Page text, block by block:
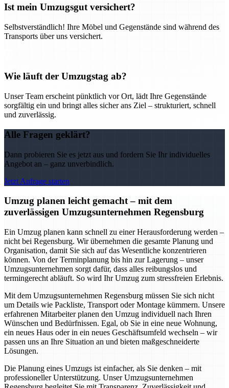
Ist mein Umzugsgut versichert?
Selbstverständlich! Ihre Möbel und Gegenstände sind während des
Transports über uns versichert.
Wie läuft der Umzugstag ab?
Unser Team erscheint pünktlich vor Ort, lädt Ihre Gegenstände
sorgfältig ein und bringt alles sicher ans Ziel – strukturiert, schnell
und zuverlässig.
Alle Fragen geklärt?
Dann probieren Sie es jetzt aus und fordern Sie Ihr individuelles
Angebot an – ganz unverbindlich.
Jetzt Anfrage starten
Umzug planen leicht gemacht – mit dem
zuverlässigen Umzugsunternehmen Regensburg
Ein Umzug planen kann schnell zu einer Herausforderung werden –
nicht bei Regensburg. Wir übernehmen die gesamte Planung und
Organisation, damit Sie sich auf das Wesentliche konzentrieren
können. Von der Terminplanung bis hin zur Lagerung – unser
Umzugsunternehmen sorgt dafür, dass alles reibungslos und
termingerecht abläuft. So wird Ihr Umzug zum stressfreien Erlebnis.
Mit dem Umzugsunternehmen Regensburg müssen Sie sich nicht
um Details wie Packliste, Transport oder Montage kümmern. Unsere
erfahrenen Mitarbeiter planen den Umzug individuell nach Ihren
Wünschen und Bedürfnissen. Egal, ob Sie in eine neue Wohnung,
ein neues Haus oder in ein neues Geschäftsumfeld wechseln – wir
passen uns an Ihre Situation an und bieten maßgeschneiderte
Lösungen.
Die Planung eines Umzugs ist einfacher, als Sie denken – mit
professioneller Unterstützung. Unser Umzugsunternehmen